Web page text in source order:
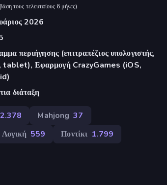
τους τελευταίους 6 μήνες)
2026
περιήγησης (επιτραπέζιος υπολογιστής,
tablet), Εφαρμογή CrazyGames (iOS,
διάταξη
2.378 Mahjong 37
Λογική 559 Ποντίκι 1.799